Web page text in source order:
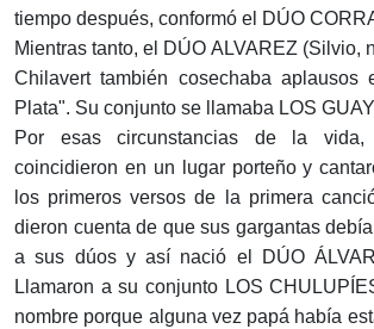
tiempo después, conformó el DÚO
Mientras tanto, el DÚO ALVAREZ (Silvio,
Chilavert también cosechaba aplausos
Plata". Su conjunto se llamaba LOS
Por esas circunstancias de la
coincidieron en un lugar porteño y
los primeros versos de la primera
dieron cuenta de que sus gargantas
a sus dúos y así nació el DÚO
Llamaron a su conjunto LOS
nombre porque alguna vez papá había